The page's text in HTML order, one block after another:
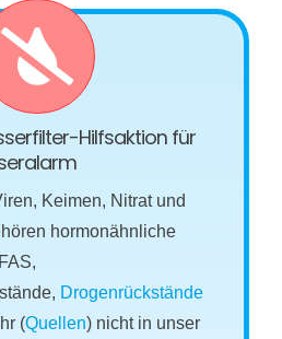
Hilfsaktion für
Keimen, Nitrat und
hormonähnliche
Drogenrückstände
(Quellen) nicht in unser